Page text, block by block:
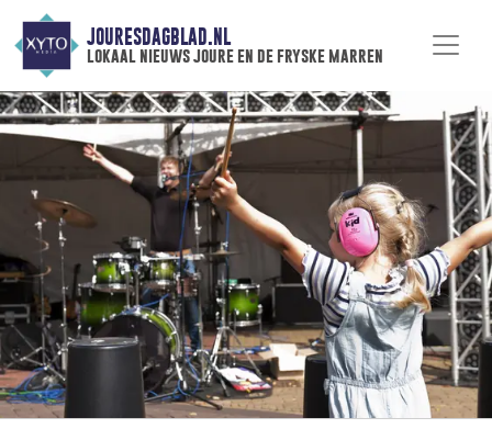
JOURESDAGBLAD.NL
lokaal nieuws joure en de fryske marren